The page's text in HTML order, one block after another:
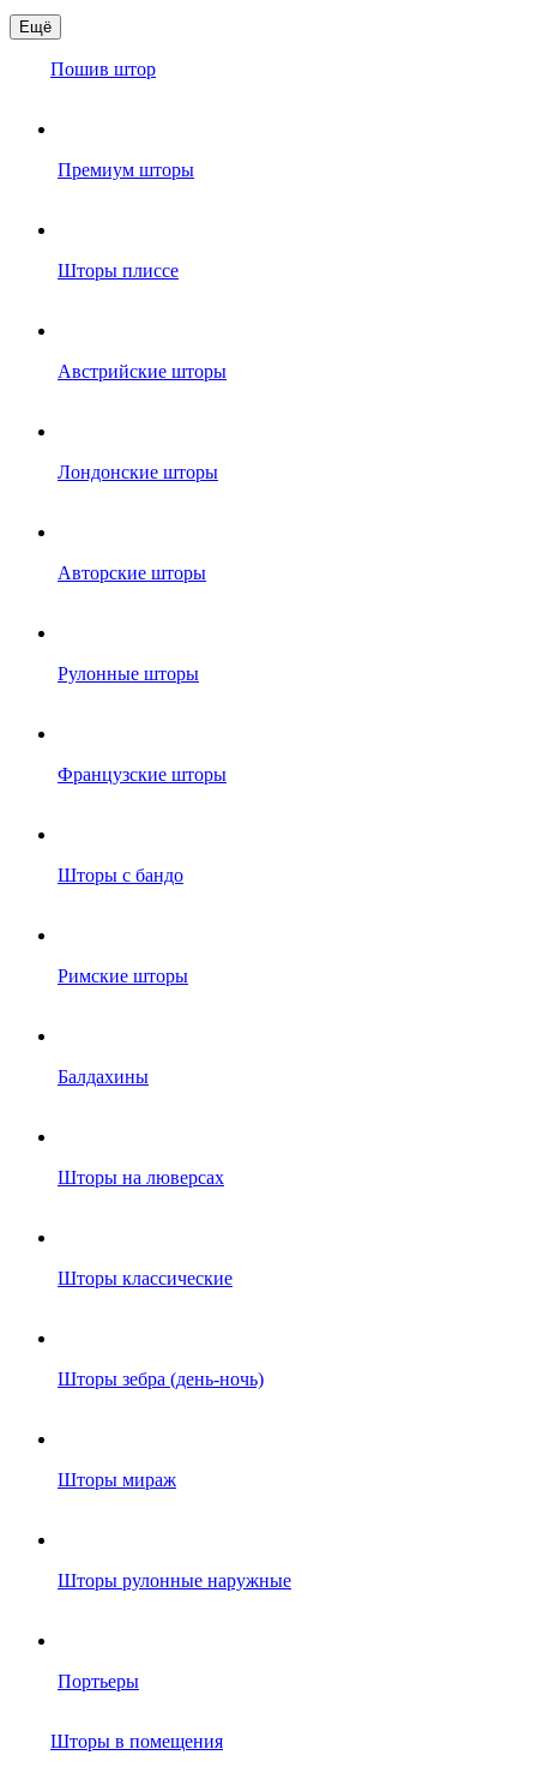
Ещё
Пошив штор
Премиум шторы
Шторы плиссе
Австрийские шторы
Лондонские шторы
Авторские шторы
Рулонные шторы
Французские шторы
Шторы с бандо
Римские шторы
Балдахины
Шторы на люверсах
Шторы классические
Шторы зебра (день-ночь)
Шторы мираж
Шторы рулонные наружные
Портьеры
Шторы в помещения